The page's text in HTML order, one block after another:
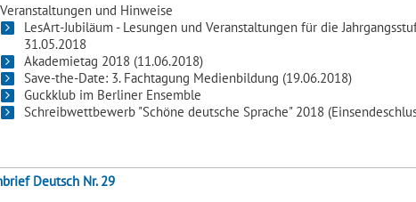
Veranstaltungen und Hinweise
LesArt-Jubiläum - Lesungen und Veranstaltungen für die
31.05.2018
Akademietag 2018 (11.06.2018)
Save-the-Date: 3. Fachtagung Medienbildung (19.06.2018)
Guckklub im Berliner Ensemble
Schreibwettbewerb "Schöne deutsche Sprache" 2018
Deutsch Nr. 29